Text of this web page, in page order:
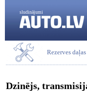
sludinājumi
Rezerves daļas
Dzinējs,